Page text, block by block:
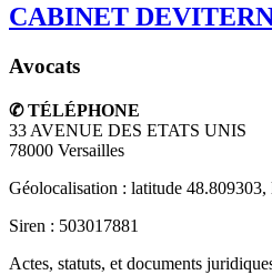
CABINET
Avocats
✆ TÉLÉPHONE
33 AVENUE DES ETATS UNIS
78000 Versailles
Géolocalisation : latitude
Siren : 503017881
Actes, statuts, et documents